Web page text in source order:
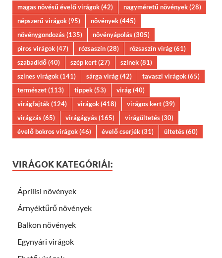
magas növésű évelő virágok(42) nagyméretű növények(28)
népszerű virágok(95) növények(445)
növénygondozás(135) növényápolás(305)
piros virágok(47) rózsaszín(28) rózsaszín virág(61)
szabadidő(40) szép kert(27) színek(81)
színes virágok(141) sárga virág(42) tavaszi virágok(65)
természet(113) tippek(53) virág(40)
virágfajták(124) virágok(418) virágos kert(39)
virágzás(65) virágágyás(165) virágültetés(30)
évelő bokros virágok(46) évelő cserjék(31) ültetés(60)
VIRÁGOK KATEGÓRIÁI:
Áprilisi növények
Árnyéktűrő növények
Balkon növények
Egynyári virágok